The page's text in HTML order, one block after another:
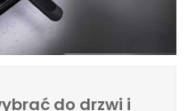
do drzwi i